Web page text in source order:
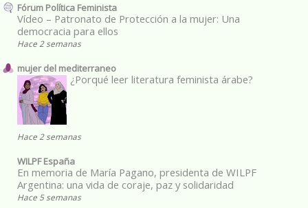
Fórum Política Feminista
Vídeo – Patronato de Protección a la mujer: Una
democracia para ellos
Hace 2 semanas
mujer del mediterraneo
¿Porqué leer literatura feminista árabe?
Hace 2 semanas
WILPF España
En memoria de María Pagano, presidenta de WILPF
Argentina: una vida de coraje, paz y solidaridad
Hace 5 semanas